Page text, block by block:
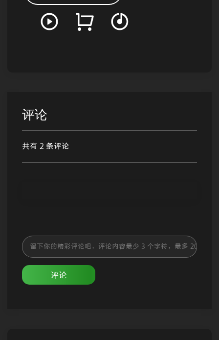
评论
共有 2 条评论
评论